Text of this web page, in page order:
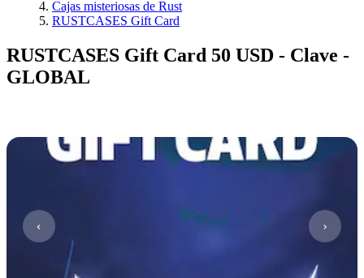
Cajas misteriosas de Rust
RUSTCASES Gift Card
RUSTCASES Gift Card 50 USD - Clave -
GLOBAL